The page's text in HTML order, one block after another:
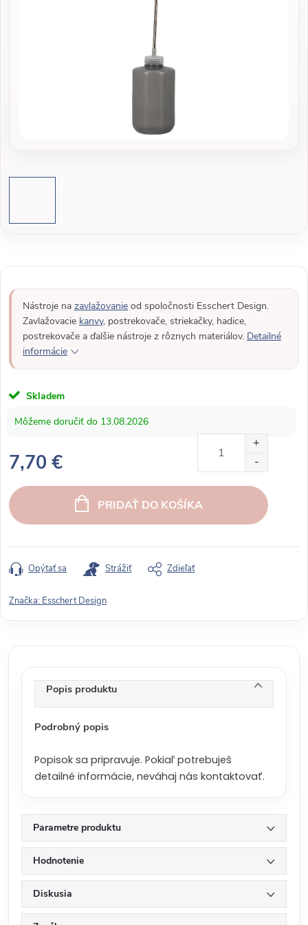
Nástroje na zavlažovanie od spoločnosti Esschert Design.
Zavlažovacie kanvy, postrekovače, striekačky, hadice,
postrekovače a ďalšie nástroje z rôznych materiálov. Detailné
informácie
Skladem
13.08.2026
7,70 €
e
d
o
t
o
PRIDAŤ DO KOŠÍKA
Opýtať sa Strážiť Zdieľať
Značka: Esschert Design
Popis produktu
Podrobný popis
Popisok sa pripravuje. Pokiaľ potrebuješ
detailné informácie, neváhaj nás kontaktovať.
Parametre produktu
Hodnotenie
Diskusia